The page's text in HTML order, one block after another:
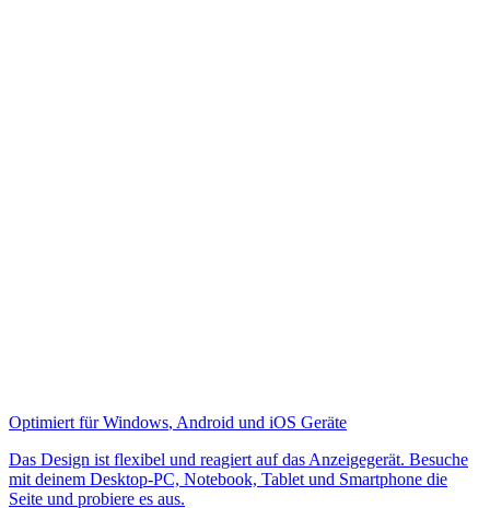
Optimiert fürWindows, Android und iOS Geräte
Das Design ist flexibel und reagiert auf das Anzeigegerät. Besuche
mit deinem Desktop-PC, Notebook, Tablet und Smartphone die
Seite und probiere es aus.